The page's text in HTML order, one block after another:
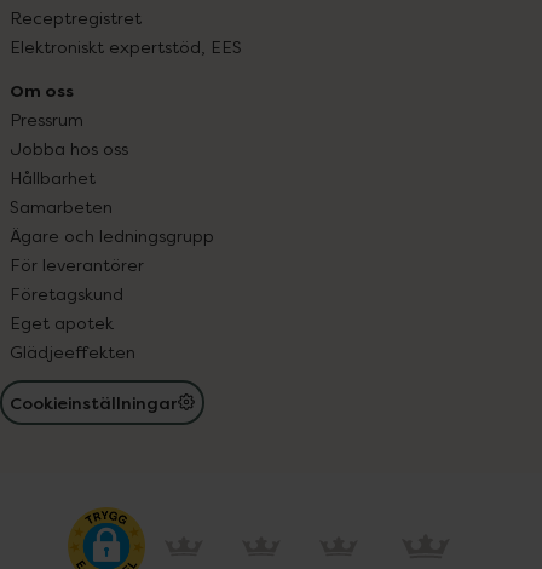
Receptregistret
Elektroniskt expertstöd, EES
Om oss
Pressrum
Jobba hos oss
Hållbarhet
Samarbeten
Ägare och ledningsgrupp
För leverantörer
Företagskund
Eget apotek
Glädjeeffekten
Cookieinställningar